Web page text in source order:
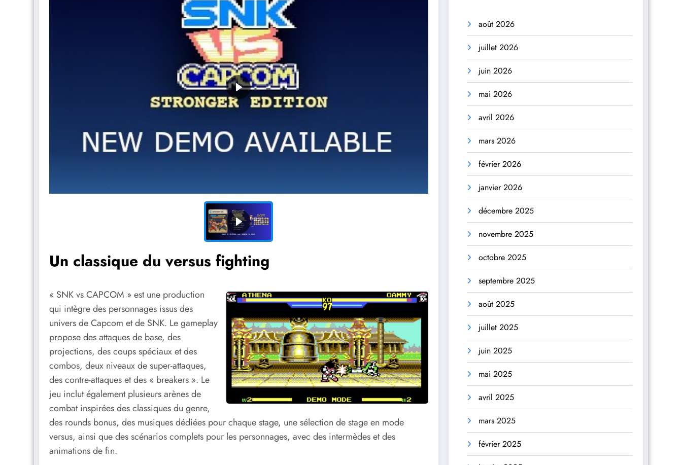
Un classique du versus fighting
« SNK vs CAPCOM » est une production
qui intègre des personnages issus des
univers de Capcom et de SNK. Le gameplay
propose des attaques de base, des
projections, des coups spéciaux et des
combos, deux niveaux de super-attaques,
des contre-attaques et des « breakers ». Le
jeu inclut également plusieurs arènes de
combat inspirées des classiques du genre,
des rounds bonus, des musiques dédiées pour chaque stage, une sélection de stage en mode
versus, ainsi que des scénarios complets pour les personnages, avec des intermèdes et des
animations de fin.
août 2026
juillet 2026
juin 2026
mai 2026
avril 2026
mars 2026
février 2026
janvier 2026
décembre 2025
novembre 2025
octobre 2025
septembre 2025
août 2025
juillet 2025
juin 2025
mai 2025
avril 2025
mars 2025
février 2025